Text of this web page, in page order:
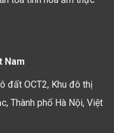
Nam
đất OCT2, Khu đô thị
Thành phố Hà Nội, Việt